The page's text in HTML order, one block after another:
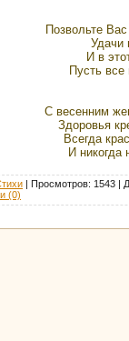
Позвольте
Удачи
И в
Пусть
С весенним
Здоровья
Всегда
И никогда
| Просмотров: 1543 |
(0)